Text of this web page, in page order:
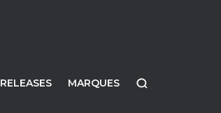
RELEASES MARQUES